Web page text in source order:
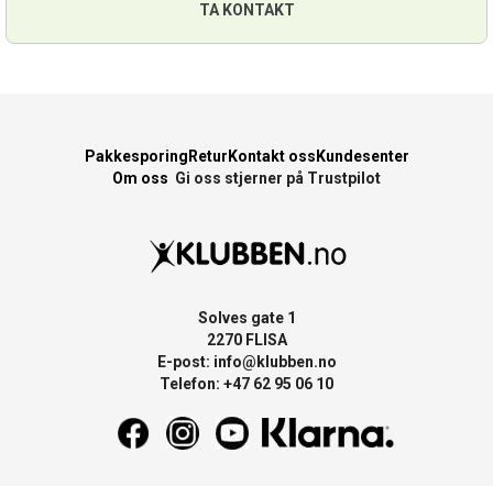
TA KONTAKT
Pakkesporing Retur Kontakt oss Kundesenter
Om oss Gi oss stjerner på Trustpilot
Solves gate 1
2270 FLISA
E-post: info@klubben.no
Telefon: +47 62 95 06 10